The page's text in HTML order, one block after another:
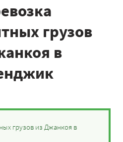
грузов
в
грузов из Джанкоя в